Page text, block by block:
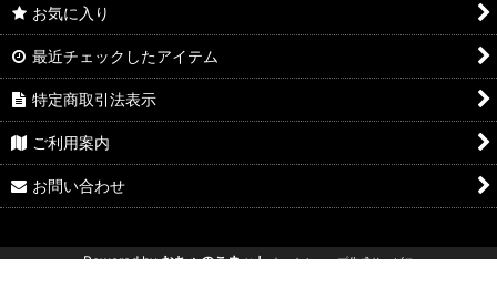
お気に入り
最近チェックしたアイテム
特定商取引法表示
ご利用案内
お問い合わせ
Powered byおちゃのこネット ネットショップ作成サービス